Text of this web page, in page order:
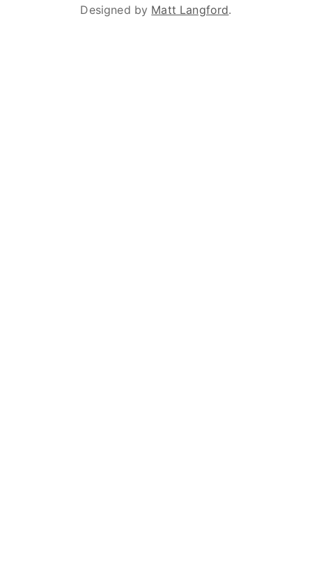
Designed by Matt Langford.